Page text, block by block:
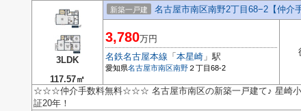
3LDK
117.57㎡
新築一戸建 名古屋市南区南野2丁目68−2【仲
3,780万円
名鉄名古屋本線 「 本星崎 」駅
愛知県名古屋市南区南野 ２丁目68-2
☆☆☆仲介手数料無料☆☆☆ 名古屋市南区の新築一戸建て♪ 星崎小
証20年！